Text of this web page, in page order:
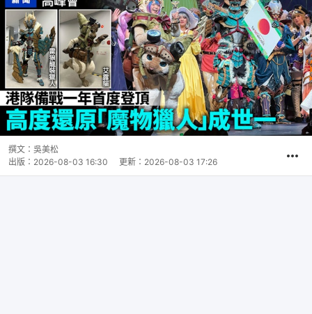
撰文： 吳美松
出版： 2026-08-03 16:30 更新： 2026-08-03 17:26